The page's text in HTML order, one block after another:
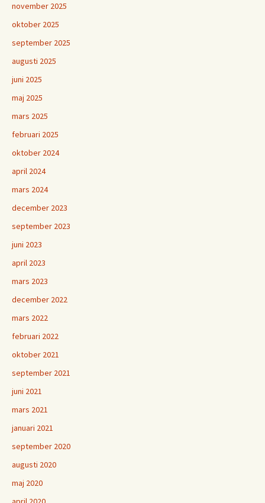
november 2025
oktober 2025
september 2025
augusti 2025
juni 2025
maj 2025
mars 2025
februari 2025
oktober 2024
april 2024
mars 2024
december 2023
september 2023
juni 2023
april 2023
mars 2023
december 2022
mars 2022
februari 2022
oktober 2021
september 2021
juni 2021
mars 2021
januari 2021
september 2020
augusti 2020
maj 2020